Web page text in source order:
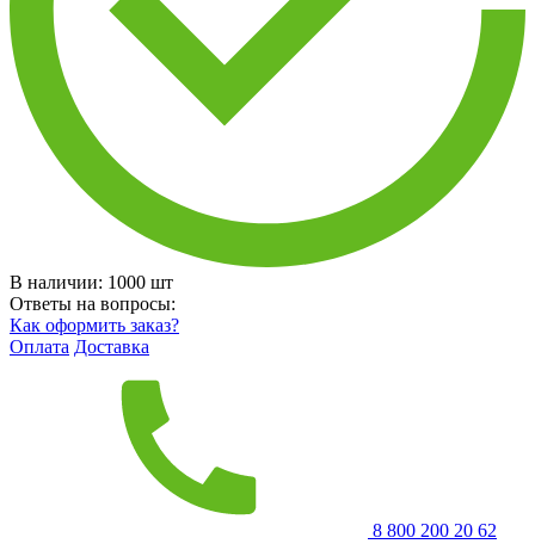
В наличии: 1000 шт
Ответы на вопросы:
Как оформить заказ?
Оплата Доставка
8 800 200 20 62